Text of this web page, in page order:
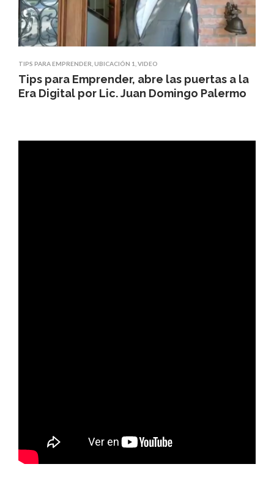
TIPS PARA EMPRENDER UBICACIÓN 1 VIDEO
Tips para Emprender, abre las puertas a la
Era Digital por Lic. Juan Domingo Palermo